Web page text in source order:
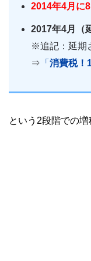
2014年4月に
2017年4月（
※追記：延期
⇒ 「消費税！
という2段階での増